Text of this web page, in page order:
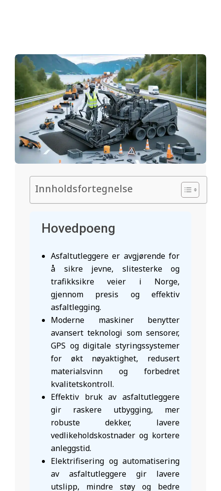
o
Innholdsfortegnelse
Hovedpoeng
Asfaltutleggere er avgjørende for
å sikre jevne, slitesterke og
trafikksikre veier i Norge,
gjennom presis og effektiv
asfaltlegging.
Moderne maskiner benytter
avansert teknologi som sensorer,
GPS og digitale styringssystemer
for økt nøyaktighet, redusert
materialsvinn og forbedret
kvalitetskontroll.
Effektiv bruk av asfaltutleggere
gir raskere utbygging, mer
robuste dekker, lavere
vedlikeholdskostnader og kortere
anleggstid.
Elektrifisering og automatisering
av asfaltutleggere gir lavere
utslipp, mindre støy og bedre